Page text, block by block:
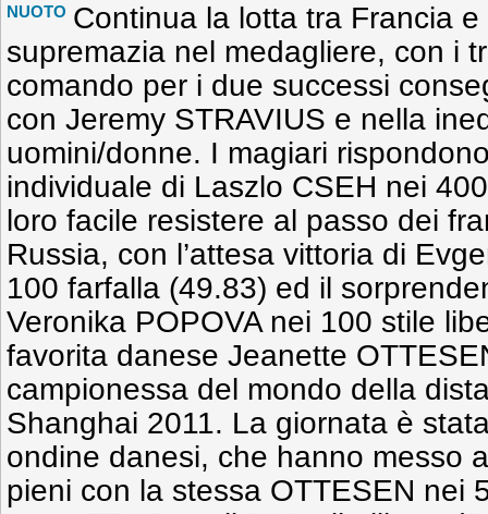
NUOTO Continua la lotta tra Francia
supremazia nel medagliere, con i
comando per i due successi
con Jeremy STRAVIUS e nella
uomini/donne. I magiari
individuale di Laszlo CSEH nei
loro facile resistere al passo dei
Russia, con l’attesa vittoria di
100 farfalla (49.83) ed il
Veronika POPOVA nei 100 stile
favorita danese Jeanette
campionessa del mondo della
Shanghai 2011. La giornata è
ondine danesi, che hanno messo
pieni con la stessa OTTESEN nei